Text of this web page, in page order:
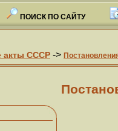
ПОИСК ПО САЙТУ
акты СССР ->